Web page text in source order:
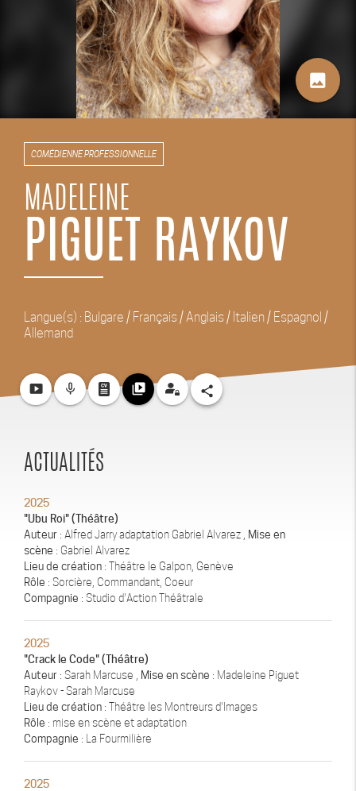
image
COMÉDIENNE PROFESSIONNELLE
MADELEINE
PIGUET RAYKOV
Langue(s) : Bulgare / Français / Anglais / Italien / Espagnol /
Allemand
smart_display mic_none video_library share
ACTUALITÉS
2025
"Ubu Roi" (Théâtre)
Auteur : Alfred Jarry adaptation Gabriel Alvarez ,
Mise en
scène : Gabriel Alvarez
Lieu de création : Théâtre le Galpon, Genève
Rôle : Sorcière, Commandant, Coeur
Compagnie : Studio d'Action Théâtrale
2025
"Crack le Code" (Théâtre)
Auteur : Sarah Marcuse , Mise en scène : Madeleine Piguet
Raykov - Sarah Marcuse
Lieu de création : Théâtre les Montreurs d'Images
Rôle : mise en scène et adaptation
Compagnie : La Fourmilière
2025